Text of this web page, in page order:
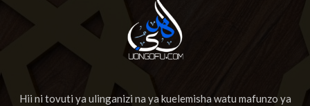
Hii ni tovuti ya ulinganizi na ya kuelemisha watu mafunzo ya